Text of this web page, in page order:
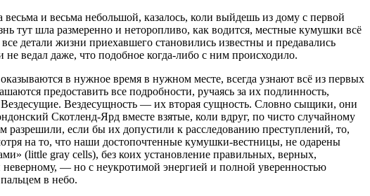
и весьма небольшой, казалось, коли выйдешь из дому с первой
тут шла размеренно и неторопливо, как водится, местные кумушки всё
детали жизни приехавшего становились известны и предавались
ведал даже, что подобное когда-либо с ним происходило.
в нужное время в нужном месте, всегда узнают всё из первых
предоставить все подробности, ручаясь за их подлинность,
Вездесущие. Вездесущность — их вторая сущность. Словно сыщики, они
Скотленд-Ярд вместе взятые, коли вдруг, по чисто случайному
разрешили, если бы их допустили к расследованию преступлений, то,
на то, что наши достопочтенные кумушки-вестницы, не одарены
(little gray cells), без коих установление правильных, верных,
— но с неукротимой энергией и полной уверенностью
в небо.